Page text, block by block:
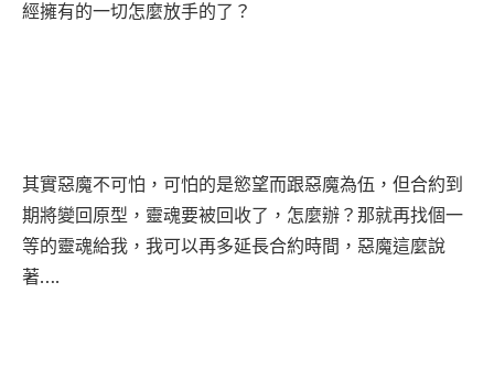
經擁有的一切怎麼放手的了？
其實惡魔不可怕，可怕的是慾望而跟惡魔為伍，但合約到
期將變回原型，靈魂要被回收了，怎麼辦？那就再找個一
等的靈魂給我，我可以再多延長合約時間，惡魔這麼說
著….